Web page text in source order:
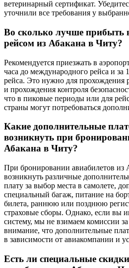
ветеринарный сертификат.
уточнили все требования у
Во сколько лучше прибыть
рейсом из Абакана в Читу?
Рекомендуется приезжать в
часа до международного рейса и за
рейса. Это нужно для прохождения
и прохождения контроля
что в пиковые периоды или для
страны могут потребоваться
Какие дополнительные
возникнуть при
Абакана в Читу?
При бронировании авиабилетов из
возникнуть различные
плату за выбор места в самолете,
специальный багаж, питание на
билета, раннюю или позднюю
страховые сборы. Однако, если вы
систему, мы не взимаем комиссии
внимание, что дополнительные
в зависимости от авиакомпании и
Есть ли специальные